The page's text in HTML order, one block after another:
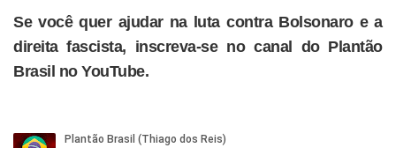
Se você quer ajudar na luta contra Bolsonaro e a
direita fascista, inscreva-se no canal do Plantão
Brasil no YouTube.